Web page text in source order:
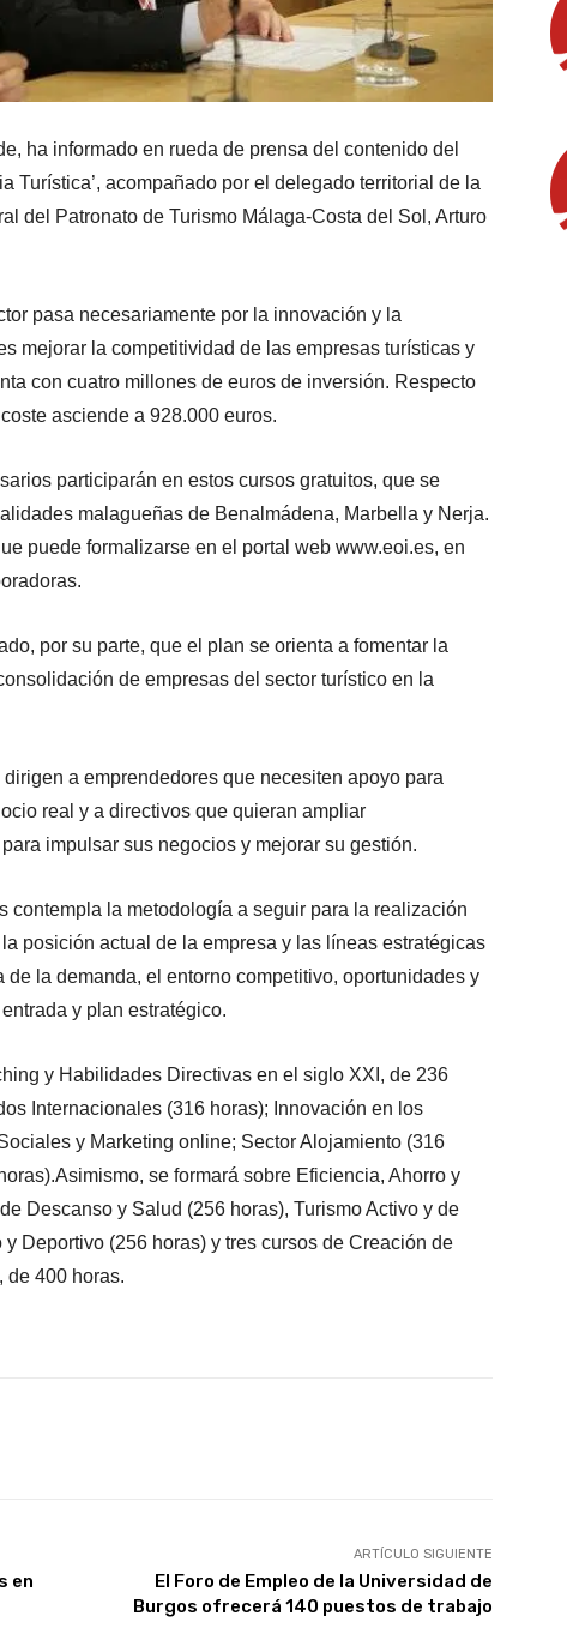
ha informado en rueda de prensa del contenido del
Turística’, acompañado por el delegado territorial de la
del Patronato de Turismo Málaga-Costa del Sol, Arturo
pasa necesariamente por la innovación y la
mejorar la competitividad de las empresas turísticas y
con cuatro millones de euros de inversión. Respecto
asciende a 928.000 euros.
participarán en estos cursos gratuitos, que se
malagueñas de Benalmádena, Marbella y Nerja.
puede formalizarse en el portal web www.eoi.es, en
por su parte, que el plan se orienta a fomentar la
de empresas del sector turístico en la
a emprendedores que necesiten apoyo para
real y a directivos que quieran ampliar
impulsar sus negocios y mejorar su gestión.
contempla la metodología a seguir para la realización
posición actual de la empresa y las líneas estratégicas
la demanda, el entorno competitivo, oportunidades y
y plan estratégico.
y Habilidades Directivas en el siglo XXI, de 236
Internacionales (316 horas); Innovación en los
y Marketing online; Sector Alojamiento (316
se formará sobre Eficiencia, Ahorro y
Descanso y Salud (256 horas), Turismo Activo y de
Deportivo (256 horas) y tres cursos de Creación de
de 400 horas.
en
ARTÍCULO SIGUIENTE
El Foro de Empleo de la Universidad de
Burgos ofrecerá 140 puestos de trabajo